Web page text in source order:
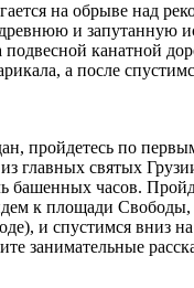
на обрыве над
и запутанную
канатной
а после
пройдетесь по
главных святых
башенных часов.
к площади Свободы,
и спустимся вниз
занимательные